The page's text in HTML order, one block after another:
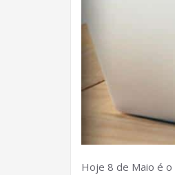
Hoje 8 de Maio é o